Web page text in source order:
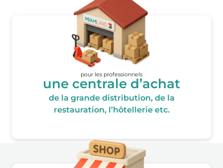
pour les professionnels
une centrale d’achat
de la grande distribution, de la
restauration, l’hôtellerie etc.